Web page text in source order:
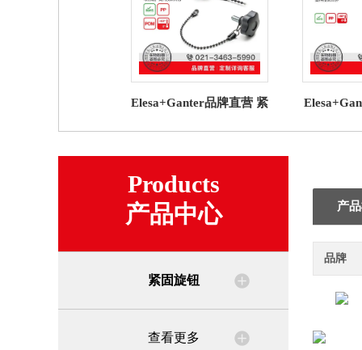
Elesa+Ganter品牌直营 紧
高科技聚合物
钮高科
Products
产品中心
紧固旋钮
查看更多
产
品牌